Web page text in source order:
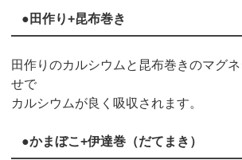
●田作り+昆布巻き
田作りのカルシウムと昆布巻きのマグ
せで
カルシウムが良く吸収されます。
●かまぼこ+伊達巻（だてまき）